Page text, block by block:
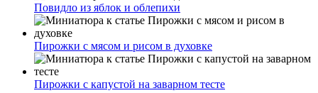
Повидло из яблок и облепихи
Пирожки с мясом и рисом в духовке
Пирожки с капустой на заварном тесте